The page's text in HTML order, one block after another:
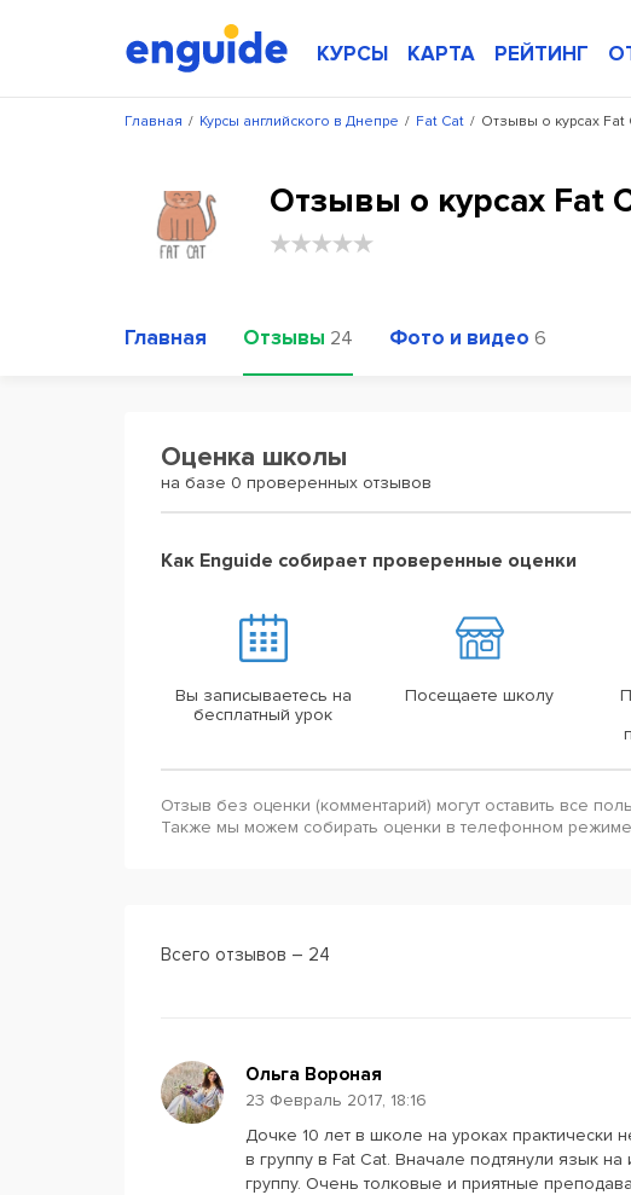
КУРСЫ КАРТА РЕЙТИНГ
/
Главная /
Курсы английского в Днепре /
Fat Cat Отзывы о курсах Fat
Отзывы о курсах Fat
Главная Отзывы 24 Фото и видео 6
Оценка школы
на базе 0 проверенных отзывов
Как Enguide собирает проверенные оценки
Вы записываетесь на
бесплатный урок
Посещаете школу
Отзыв без оценки (комментарий) могут оставить все
Также мы можем собирать оценки в телефонном режиме
Всего отзывов – 24
Ольга Вороная
23 Февраль 2017, 18:16
Дочке 10 лет в школе на уроках практически
в группу в Fat Cat. Вначале подтянули язык
группу. Очень толковые и приятные